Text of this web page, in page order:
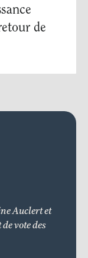
de
Auclert et
vote des